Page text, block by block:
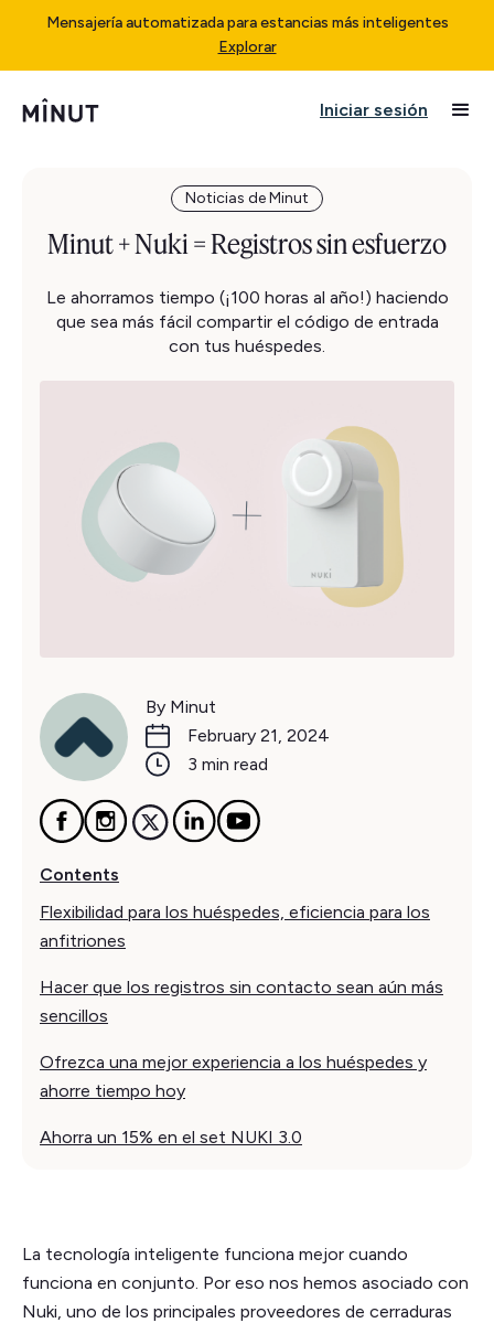
Mensajería automatizada para estancias más inteligentes
Explorar
Iniciar sesión
Noticias de Minut
Minut + Nuki = Registros sin esfuerzo
Le ahorramos tiempo (¡100 horas al año!) haciendo
que sea más fácil compartir el código de entrada
con tus huéspedes.
By Minut
February 21, 2024
3 min read
Contents
Flexibilidad para los huéspedes, eficiencia para los
anfitriones
Hacer que los registros sin contacto sean aún más
sencillos
Ofrezca una mejor experiencia a los huéspedes y
ahorre tiempo hoy
Ahorra un 15% en el set NUKI 3.0
La tecnología inteligente funciona mejor cuando
funciona en conjunto. Por eso nos hemos asociado con
Nuki, uno de los principales proveedores de cerraduras